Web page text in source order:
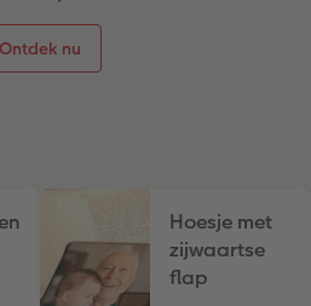
Ontdek nu
Hoesje met
zijwaartse
flap